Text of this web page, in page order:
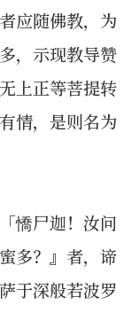
应随佛教，为
，示现教导赞
上正等菩提转
情，是则名为
憍尸迦！汝问
多？』者，谛
于深般若波罗